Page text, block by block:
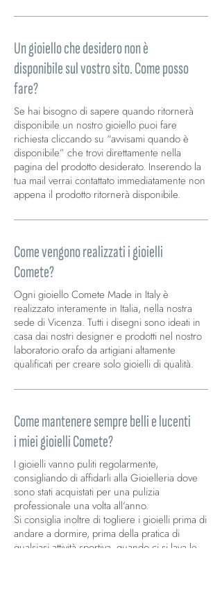
Un gioiello che desidero non è
disponibile sul vostro sito. Come posso
fare?
Se hai bisogno di sapere quando ritornerà
disponibile un nostro gioiello puoi fare
richiesta cliccando su “avvisami quando è
disponibile” che trovi direttamente nella
pagina del prodotto desiderato. Inserendo la
tua mail verrai contattato immediatamente non
appena il prodotto ritornerà disponibile.
Come vengono realizzati i gioielli
Comete?
Ogni gioiello Comete Made in Italy è
realizzato interamente in Italia, nella nostra
sede di Vicenza. Tutti i disegni sono ideati in
casa dai nostri designer e prodotti nel nostro
laboratorio orafo da artigiani altamente
qualificati per creare solo gioielli di qualità.
Come mantenere sempre belli e lucenti
i miei gioielli Comete?
I gioielli vanno puliti regolarmente,
consigliando di affidarli alla Gioielleria dove
sono stati acquistati per una pulizia
professionale una volta all’anno.
Si consiglia inoltre di togliere i gioielli prima di
andare a dormire, prima della pratica di
qualsiasi attività sportiva, quando ci si lava le